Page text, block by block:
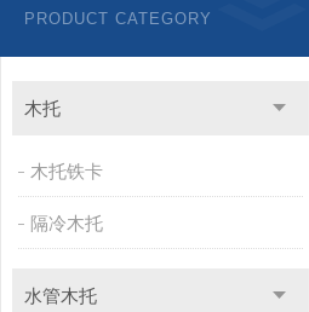
PRODUCT CATEGORY
木托
木托铁卡
隔冷木托
水管木托